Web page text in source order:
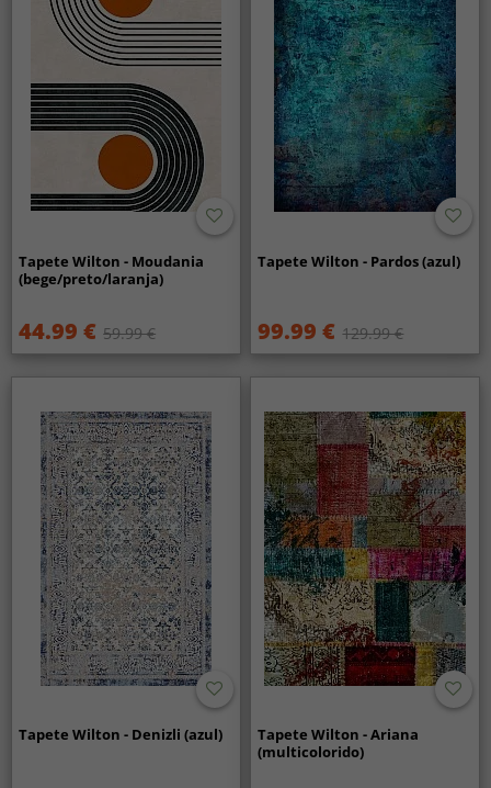
Tapete Wilton - Moudania
(bege/preto/laranja)
44.99 € 59.99 €
Tapete Wilton - Pardos (azul)
99.99 € 129.99 €
Tapete Wilton - Denizli (azul)
Tapete Wilton - Ariana
(multicolorido)